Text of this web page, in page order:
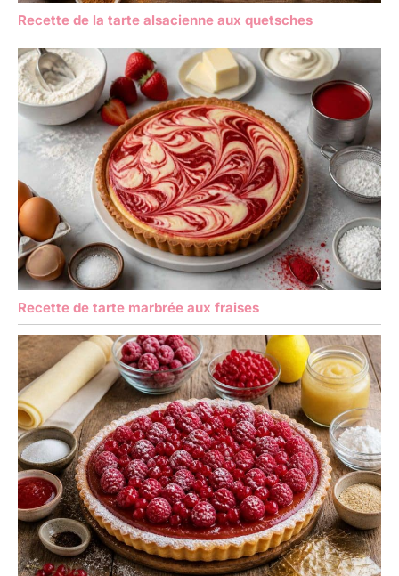
Recette de la tarte alsacienne aux quetsches
Recette de tarte marbrée aux fraises